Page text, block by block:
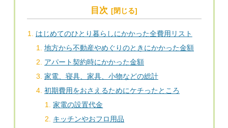
目次
はじめてのひとり暮らしにかかった全費用リスト
地方から不動産やめぐりのときにかかった金額
アパート契約時にかかった金額
家電、寝具、家具、小物などの総計
初期費用をおさえるためにケチったところ
家電の設置代金
キッチンやおフロ用品